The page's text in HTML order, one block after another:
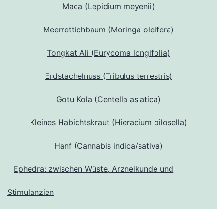
Maca (Lepidium meyenii)
Meerrettichbaum (Moringa oleifera)
Tongkat Ali (Eurycoma longifolia)
Erdstachelnuss (Tribulus terrestris)
Gotu Kola (Centella asiatica)
Kleines Habichtskraut (Hieracium pilosella)
Hanf (Cannabis indica/sativa)
Ephedra: zwischen Wüste, Arzneikunde und
Stimulanzien